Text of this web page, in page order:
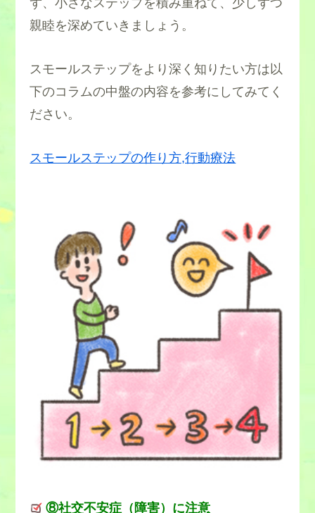
ず、小さなステップを積み重ねて、少しずつ
親睦を深めていきましょう。
スモールステップをより深く知りたい方は以
下のコラムの中盤の内容を参考にしてみてく
ださい。
スモールステップの作り方,行動療法
⑧社交不安症（障害）に注意